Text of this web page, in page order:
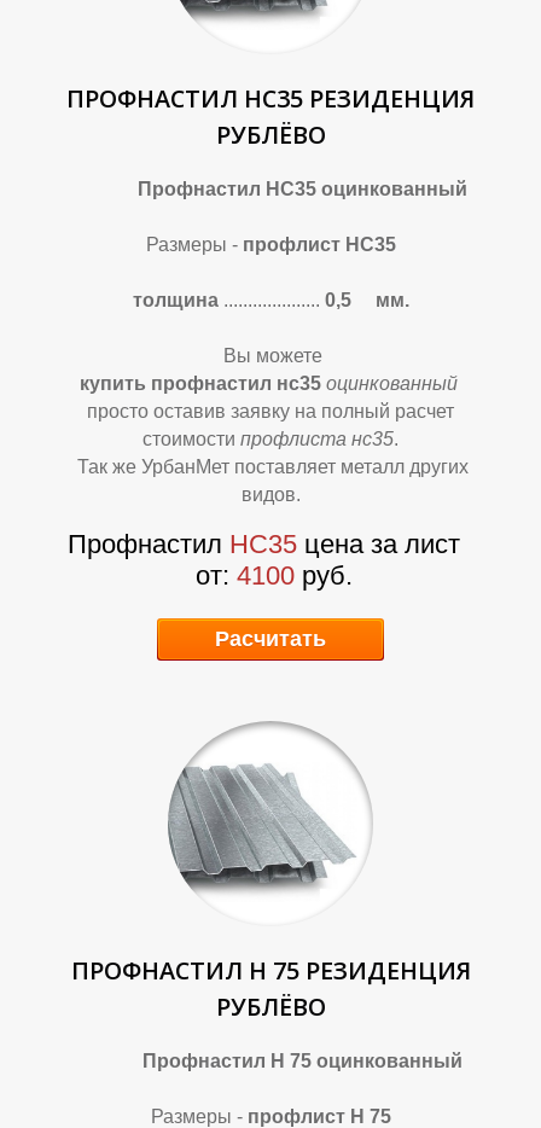
В
У
ПРОФНАСТИЛ НС35 РЕЗИДЕНЦИЯ
РУБЛЁВО
Профнастил НС35 оцинкованный
Размеры - профлист НС35
толщина .................... 0,5 мм.
Вы можете
купить профнастил нс35 оцинкованный
просто оставив заявку на полный расчет
стоимости профлиста нс35.
Так же УрбанМет поставляет металл других
видов.
Профнастил НС35 цена за лист
от: 4100 руб.
Расчитать
ПРОФНАСТИЛ Н 75 РЕЗИДЕНЦИЯ
РУБЛЁВО
Профнастил Н 75 оцинкованный
Размеры - профлист Н 75
В
У